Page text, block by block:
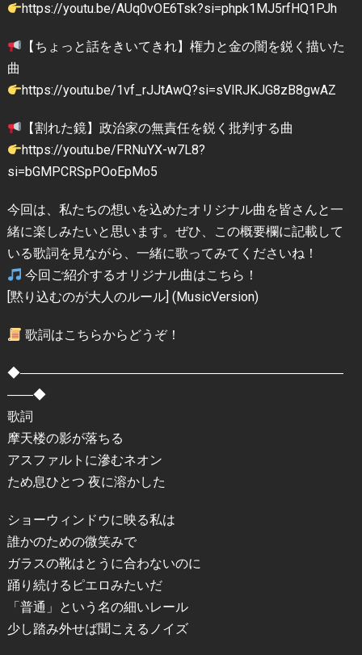
https://youtu.be/AUq0vOE6Tsk?si=phpk1MJ5rfHQ1PJh
【ちょっと話をきいてきれ】権力と金の闇を鋭く描いた
曲
https://youtu.be/1vf_rJJtAwQ?si=sVlRJKJG8zB8gwAZ
【割れた鏡】政治家の無責任を鋭く批判する曲
https://youtu.be/FRNuYX-w7L8?
si=bGMPCRSpPOoEpMo5
今回は、私たちの想いを込めたオリジナル曲を皆さんと一
緒に楽しみたいと思います。ぜひ、この概要欄に記載して
いる歌詞を見ながら、一緒に歌ってみてくださいね！
今回ご紹介するオリジナル曲はこちら！
[黙り込むのが大人のルール] (MusicVersion)
歌詞はこちらからどうぞ！
◆―――――――――――――――――――――――――
――◆
歌詞
摩天楼の影が落ちる
アスファルトに滲むネオン
ため息ひとつ 夜に溶かした
ショーウィンドウに映る私は
誰かのための微笑みで
ガラスの靴はとうに合わないのに
踊り続けるピエロみたいだ
「普通」という名の細いレール
少し踏み外せば聞こえるノイズ